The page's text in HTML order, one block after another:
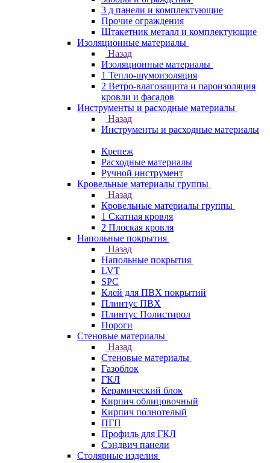
3 д панели и комплектующие
Прочие ограждения
Штакетник металл и комплектующие
Изоляционные материалы
Назад
Изоляционные материалы
1 Тепло-шумоизоляция
2 Ветро-влагозащита и пароизоляция
кровли и фасадов
Инструменты и расходные материалы
Назад
Инструменты и расходные материалы
Крепеж
Расходные материалы
Ручной инструмент
Кровельные материалы группы
Назад
Кровельные материалы группы
1 Скатная кровля
2 Плоская кровля
Напольные покрытия
Назад
Напольные покрытия
LVT
SPC
Клей для ПВХ покрытий
Плинтус ПВХ
Плинтус Полистирол
Пороги
Стеновые материалы
Назад
Стеновые материалы
Газоблок
ГКЛ
Керамический блок
Кирпич облицовочный
Кирпич полнотелый
ПГП
Профиль для ГКЛ
Сэндвич панели
Столярные изделия